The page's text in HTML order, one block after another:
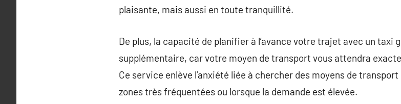
plaisante, mais aussi en toute tranquillité.
De plus, la capacité de planifier à l’avance votre trajet avec un taxi
supplémentaire, car votre moyen de transport vous attendra
Ce service enlève l’anxiété liée à chercher des moyens de
zones très fréquentées ou lorsque la demande est élevée.